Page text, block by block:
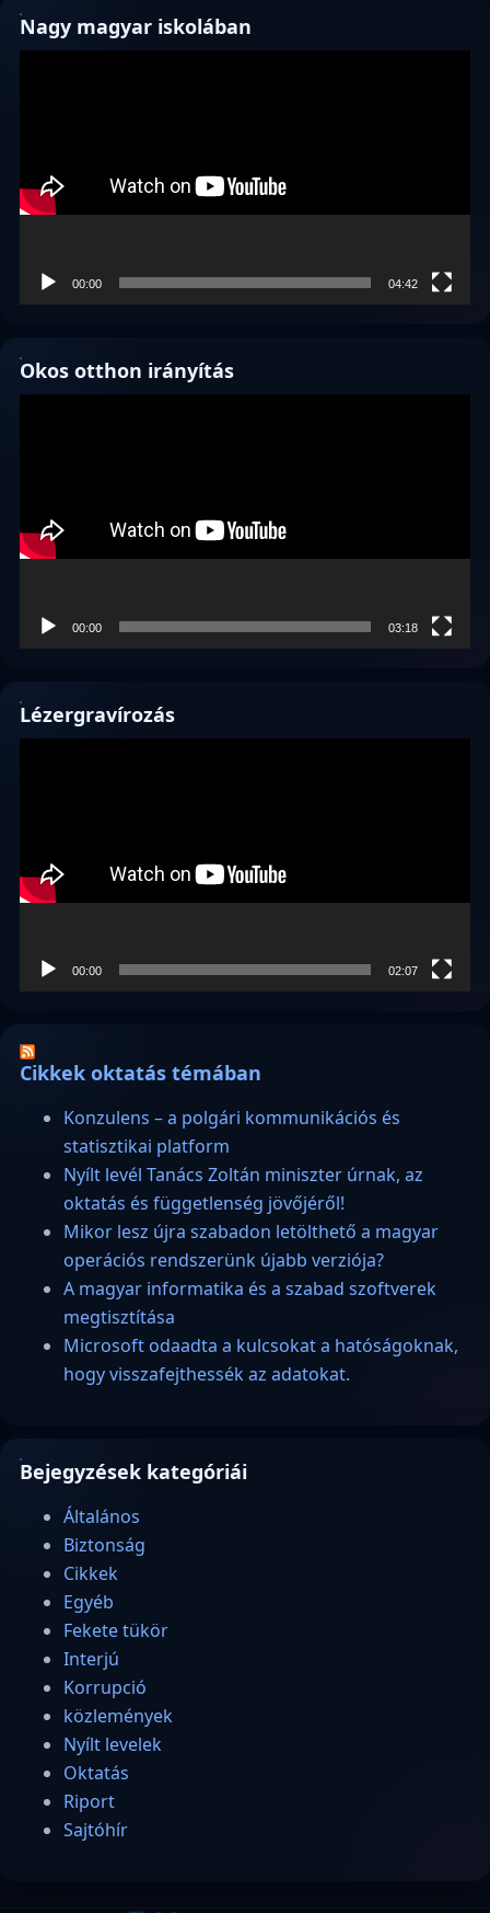
Nagy magyar iskolában
00:00 04:42
Okos otthon irányítás
00:00 03:18
Lézergravírozás
00:00 02:07
Cikkek oktatás témában
Konzulens – a polgári kommunikációs és
statisztikai platform
Nyílt levél Tanács Zoltán miniszter úrnak, az
oktatás és függetlenség jövőjéről!
Mikor lesz újra szabadon letölthető a magyar
operációs rendszerünk újabb verziója?
A magyar informatika és a szabad szoftverek
megtisztítása
Microsoft odaadta a kulcsokat a hatóságoknak,
hogy visszafejthessék az adatokat.
Bejegyzések kategóriái
Általános
Biztonság
Cikkek
Egyéb
Fekete tükör
Interjú
Korrupció
közlemények
Nyílt levelek
Oktatás
Riport
Sajtóhír